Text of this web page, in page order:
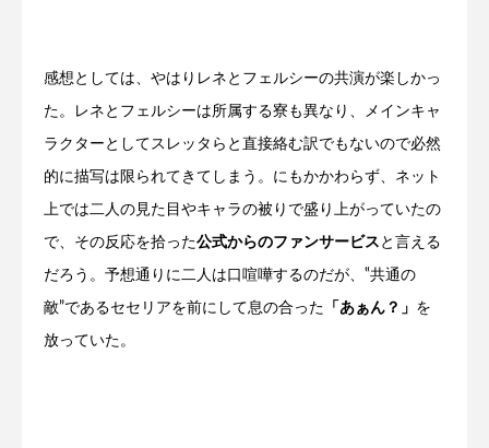
感想としては、やはりレネとフェルシーの共演が楽しかっ
た。レネとフェルシーは所属する寮も異なり、メインキャ
ラクターとしてスレッタらと直接絡む訳でもないので必然
的に描写は限られてきてしまう。にもかかわらず、ネット
上では二人の見た目やキャラの被りで盛り上がっていたの
で、その反応を拾った公式からのファンサービス と言える
だろう。予想通りに二人は口喧嘩するのだが、‟共通の
敵”であるセセリアを前にして息の合った 「あぁん？」 を
放っていた。